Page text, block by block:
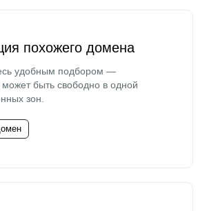
похожего домена
удобным подбором —
быть свободно в одной
зон.